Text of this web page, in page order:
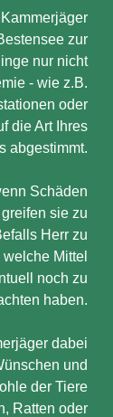
zur
nur nicht
- wie z.B.
oder
die Art Ihres
abgestimmt.
Schäden
sie zu
Herr zu
Mittel
noch zu
haben.
dabei
und
der Tiere
Ratten oder